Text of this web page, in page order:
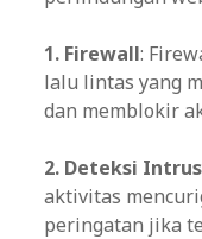
1. Firewall:
lalu lintas yang
dan memblokir
2. Deteksi
aktivitas
peringatan jika